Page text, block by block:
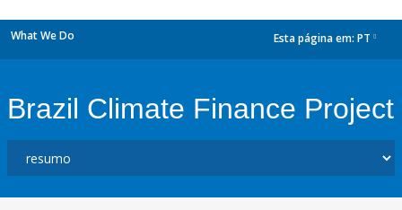
What We Do Esta página em: PT
Brazil Climate Finance Project